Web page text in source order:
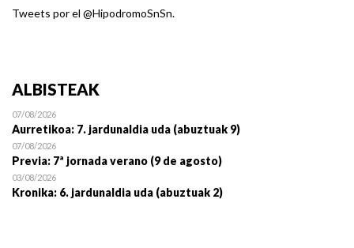
Tweets por el @HipodromoSnSn.
ALBISTEAK
07/08/2026
Aurretikoa: 7. jardunaldia uda (abuztuak 9)
07/08/2026
Previa: 7ª jornada verano (9 de agosto)
03/08/2026
Kronika: 6. jardunaldia uda (abuztuak 2)